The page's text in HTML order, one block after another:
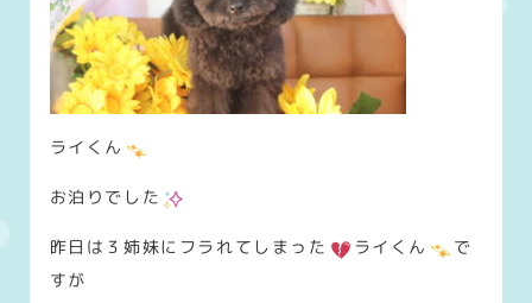
ライくん
お泊りでした
昨日は３姉妹にフラれてしまった ライくん
で
すが